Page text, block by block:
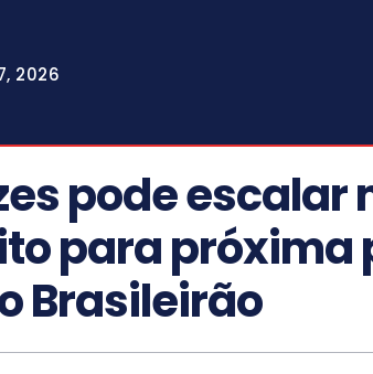
2026
pode escalar
para próxima
Brasileirão